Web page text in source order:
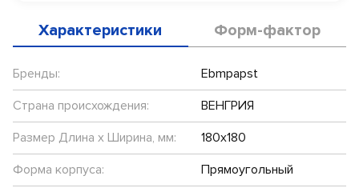
Характеристики Форм-фактор
Бренды:
Ebmpapst
Страна происхождения:
ВЕНГРИЯ
Размер Длина х Ширина, мм:
180х180
Форма корпуса:
Прямоугольный